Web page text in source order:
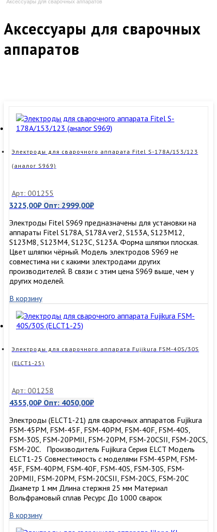
Аксессуары для сварочных аппаратов
Аксессуары для сварочных
аппаратов
Электроды для сварочного аппарата Fitel S-178A/153/123
(аналог S969)
Арт: 001255
3225,00₽ Опт: 2999,00₽
Электроды Fitel S969 предназначены для установки на
аппараты Fitel S178A, S178A ver2, S153A, S123M12,
S123M8, S123M4, S123C, S123A. Форма шляпки плоская.
Цвет шляпки чёрный. Модель электродов S969 не
совместима ни с какими электродами других
производителей. В связи с этим цена S969 выше, чем у
других моделей.
В корзину
Электроды для сварочного аппарата Fujikura FSM-40S/30S
(ELCT1-25)
Арт: 001258
4355,00₽ Опт: 4050,00₽
Электроды (ELCT1-21) для сварочных аппаратов Fujikura
FSM-45PM, FSM-45F, FSM-40PM, FSM-40F, FSM-40S,
FSM-30S, FSM-20PMII, FSM-20PM, FSM-20CSII, FSM-20CS,
FSM-20C. Производитель Fujikura Серия ELCT Модель
ELCT1-25 Совместимость с моделями FSM-45PM, FSM-
45F, FSM-40PM, FSM-40F, FSM-40S, FSM-30S, FSM-
20PMII, FSM-20PM, FSM-20CSII, FSM-20CS, FSM-20C
Диаметр 1 мм Длина стержня 25 мм Материал
Вольфрамовый сплав Ресурс До 1000 сварок
В корзину